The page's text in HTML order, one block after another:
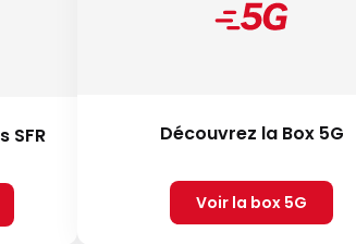
SFR Découvrez la Box 5G
Voir la box 5G